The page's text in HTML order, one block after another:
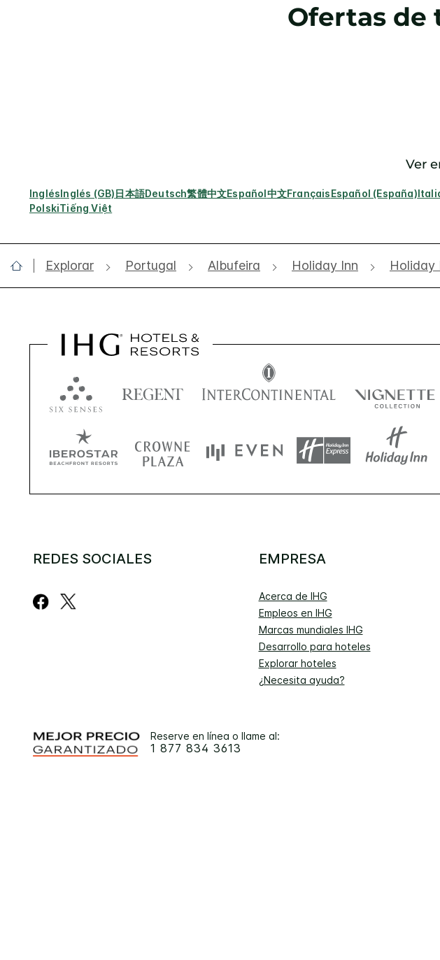
Ofertas de
Ver
InglésInglés (GB)日本語Deutsch繁體中文Español中文FrançaisEspañol (España)
PolskiTiếng Việt
Explorar Portugal Albufeira Holiday Inn Holiday
REDES SOCIALES EMPRESA
Acerca de IHG
Empleos en IHG
Marcas mundiales IHG
Desarrollo para hoteles
Explorar hoteles
¿Necesita ayuda?
Reserve en línea o llame al:
1 877 834 3613